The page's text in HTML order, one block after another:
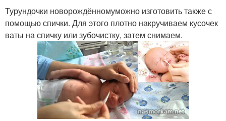
Турундочки новорождённомуможно изготовить также с
помощью спички. Для этого плотно накручиваем кусочек
ваты на спичку или зубочистку, затем снимаем.